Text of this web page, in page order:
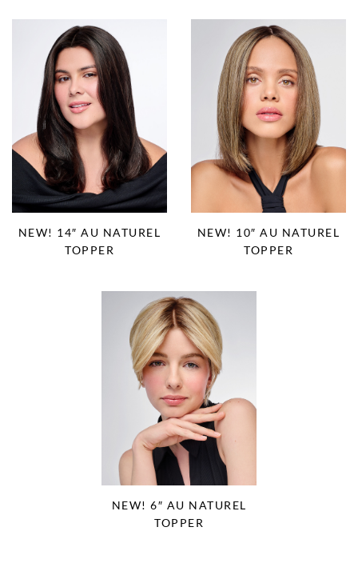
NEW! 14″ AU NATUREL
TOPPER
NEW! 10″ AU NATUREL
TOPPER
NEW! 6″ AU NATUREL
TOPPER